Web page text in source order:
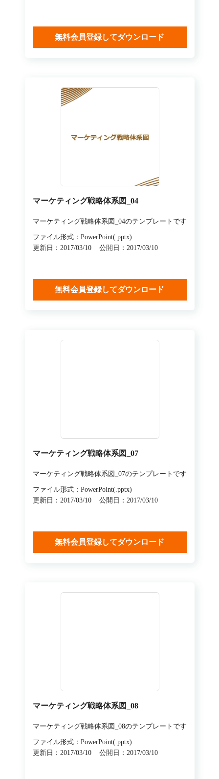
無料会員登録してダウンロード
マーケティング戦略体系図_04
マーケティング戦略体系図_04のテンプレートです
ファイル形式：PowerPoint(.pptx)
更新日：2017/03/10
公開日：2017/03/10
無料会員登録してダウンロード
マーケティング戦略体系図_07
マーケティング戦略体系図_07のテンプレートです
ファイル形式：PowerPoint(.pptx)
更新日：2017/03/10
公開日：2017/03/10
無料会員登録してダウンロード
マーケティング戦略体系図_08
マーケティング戦略体系図_08のテンプレートです
ファイル形式：PowerPoint(.pptx)
更新日：2017/03/10
公開日：2017/03/10